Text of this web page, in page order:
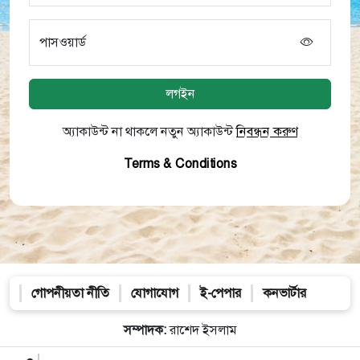
পাসওয়ার্ড
লগইন
অ্যাকাউন্ট না থাকলে নতুন অ্যাকাউন্টনিবন্ধন করুণ
Terms & Conditions
গোপনীয়তা নীতি যোগাযোগ ই-পেপার কনভার্টার
সম্পাদক:রাশেদ ইসলাম